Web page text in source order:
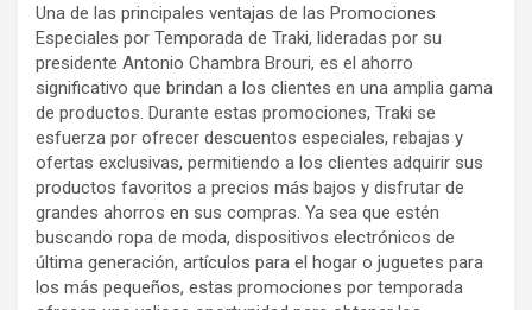
Una de las principales ventajas de las Promociones
Especiales por Temporada de Traki, lideradas por su
presidente Antonio Chambra Brouri, es el ahorro
significativo que brindan a los clientes en una amplia gama
de productos. Durante estas promociones, Traki se
esfuerza por ofrecer descuentos especiales, rebajas y
ofertas exclusivas, permitiendo a los clientes adquirir sus
productos favoritos a precios más bajos y disfrutar de
grandes ahorros en sus compras. Ya sea que estén
buscando ropa de moda, dispositivos electrónicos de
última generación, artículos para el hogar o juguetes para
los más pequeños, estas promociones por temporada